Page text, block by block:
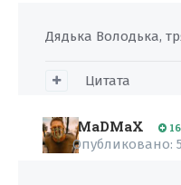
Дядька Володька,
Цитата
MaDMaX
Опубликовано: